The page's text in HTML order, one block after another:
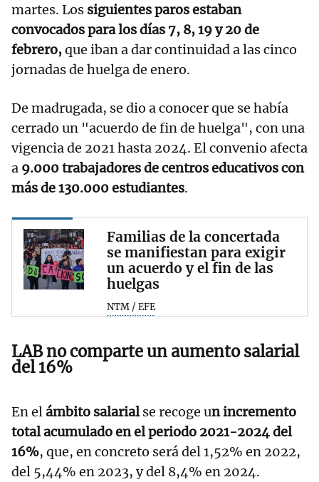
martes. Los siguientes paros estaban
convocados para los días 7, 8, 19 y 20 de
febrero,que iban a dar continuidad a las cinco
jornadas de huelga de enero.
De madrugada, se dio a conocer que se había
cerrado un "acuerdo de fin de huelga", con una
vigencia de 2021 hasta 2024. El convenio afecta
a 9.000 trabajadores de centros educativos con
más de 130.000 estudiantes.
Familias de la concertada
se manifiestan para exigir
un acuerdo y el fin de las
huelgas
NTM / EFE
LAB no comparte un aumento salarial
del 16%
En elámbito salarialse recoge un incremento
total acumulado en el periodo 2021-2024 del
16%, que, en concreto será del 1,52% en 2022,
del 5,44% en 2023, y del 8,4% en 2024.